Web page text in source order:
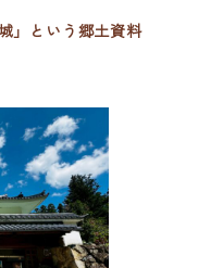
」という郷土資料